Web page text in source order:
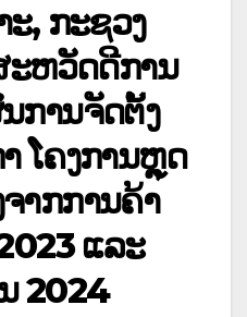
ະ, ກະຊວງ
ະຫວັດດີການ
ການຈັດຕັ້ງ
ໂຄງການຫຼຸດ
າກການຄ້າ
ແລະ
2024